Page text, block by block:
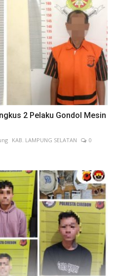
2 Pelaku Gondol Mesin
KAB. LAMPUNG SELATAN
0